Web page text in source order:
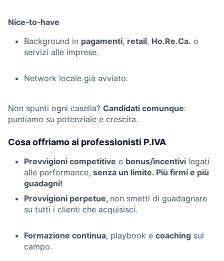
Nice‑to‑have
Background in pagamenti, retail, Ho.Re.Ca. o
servizi alle imprese.
Network locale già avviato.
Non spunti ogni casella? Candidati comunque:
puntiamo su potenziale e crescita.
Cosa offriamo ai professionisti P.IVA
Provvigioni competitive e bonus/incentivi legati
alle performance, senza un limite. Più firmi e più
guadagni!
Provvigioni perpetue, non smetti di guadagnare
su tutti i clienti che acquisisci.
Formazione continua, playbook e coaching sul
campo.